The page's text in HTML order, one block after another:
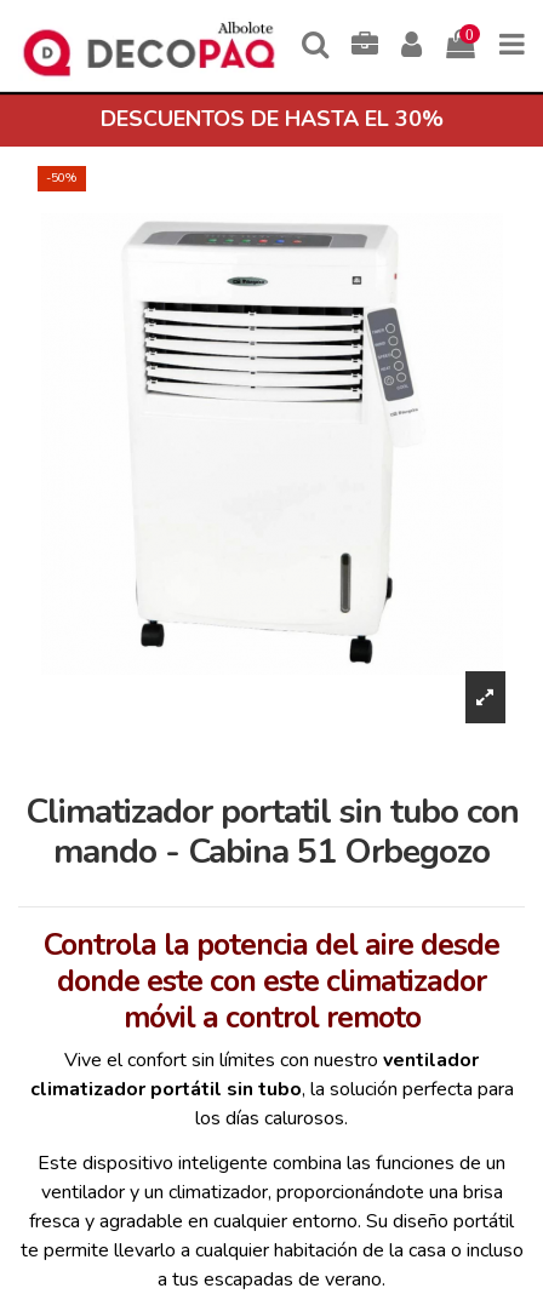
0
DESCUENTOS DE HASTA EL 30%
-50%
Climatizador portatil sin tubo con
mando - Cabina 51 Orbegozo
Controla la potencia del aire desde
donde este con este climatizador
móvil a control remoto
Vive el confort sin límites con nuestro ventilador
climatizador portátil sin tubo, la solución perfecta para
los días calurosos.
Este dispositivo inteligente combina las funciones de un
ventilador y un climatizador, proporcionándote una brisa
fresca y agradable en cualquier entorno. Su diseño portátil
te permite llevarlo a cualquier habitación de la casa o incluso
a tus escapadas de verano.